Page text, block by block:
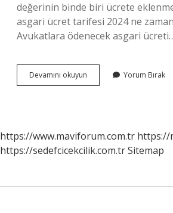
değerinin binde biri ücrete
asgari ücret tarifesi 2024 ne
Avukatlara ödenecek asgari
Devamını okuyun
Yılı
Kadar
Yorum Bırak
https://www.maviforum.com.tr https://
https://sedefcicekcilik.com.trSitemap